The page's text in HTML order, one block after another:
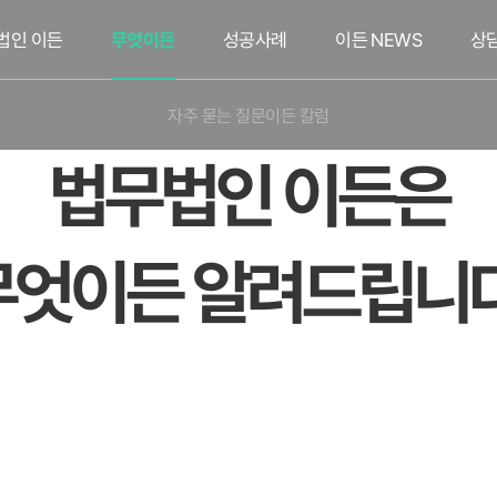
인 이든 무엇이든
자주 묻는 질문이든 칼럼
성공사례 이든 NEWS 상
법무법인 이든은
이든 알려드립니